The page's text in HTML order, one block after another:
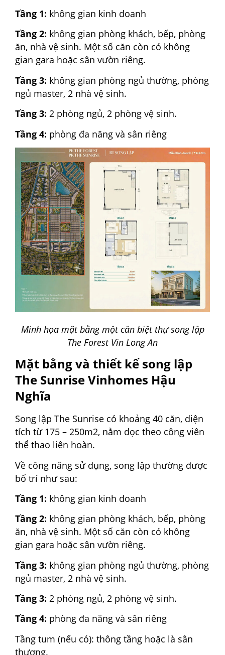
Tầng 1: không gian kinh doanh
Tầng 2: không gian phòng khách, bếp, phòng
ăn, nhà vệ sinh. Một số căn còn có không
gian gara hoặc sân vườn riêng.
Tầng 3: không gian phòng ngủ thường, phòng
ngủ master, 2 nhà vệ sinh.
Tầng 3: 2 phòng ngủ, 2 phòng vệ sinh.
Tầng 4: phòng đa năng và sân riêng
Minh họa mặt bằng một căn biệt thự song lập
The Forest Vin Long An
Mặt bằng và thiết kế song lập
The Sunrise Vinhomes Hậu
Nghĩa
Song lập The Sunrise có khoảng 40 căn, diện
tích từ 175 – 250m2, nằm dọc theo công viên
thể thao liên hoàn.
Về công năng sử dụng, song lập thường được
bố trí như sau:
Tầng 1: không gian kinh doanh
Tầng 2: không gian phòng khách, bếp, phòng
ăn, nhà vệ sinh. Một số căn còn có không
gian gara hoặc sân vườn riêng.
Tầng 3: không gian phòng ngủ thường, phòng
ngủ master, 2 nhà vệ sinh.
Tầng 3: 2 phòng ngủ, 2 phòng vệ sinh.
Tầng 4: phòng đa năng và sân riêng
Tầng tum (nếu có): thông tầng hoặc là sân
thượng.